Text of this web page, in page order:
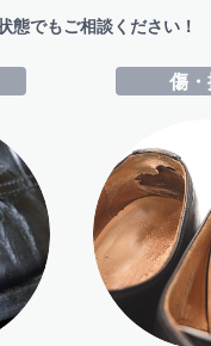
態でもご相談ください
傷